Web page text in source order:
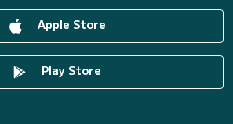
Apple Store
Play Store